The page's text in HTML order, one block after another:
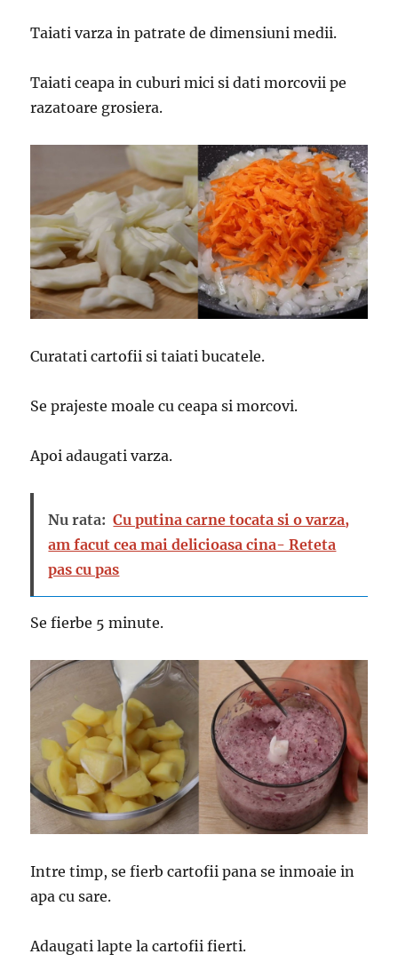
Taiati varza in patrate de dimensiuni medii.
Taiati ceapa in cuburi mici si dati morcovii pe
razatoare grosiera.
Curatati cartofii si taiati bucatele.
Se prajeste moale cu ceapa si morcovi.
Apoi adaugati varza.
Nu rata: Cu putina carne tocata si o varza,
am facut cea mai delicioasa cina- Reteta
pas cu pas
Se fierbe 5 minute.
Intre timp, se fierb cartofii pana se inmoaie in
apa cu sare.
Adaugati lapte la cartofii fierti.